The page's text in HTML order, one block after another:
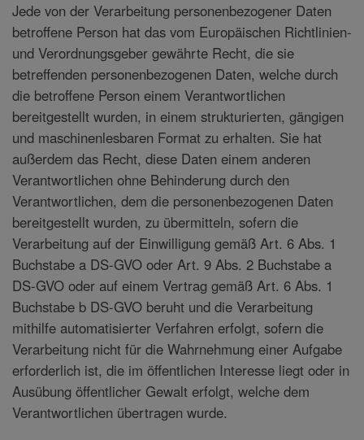
Jede von der Verarbeitung personenbezogener Daten
betroffene Person hat das vom Europäischen Richtlinien-
und Verordnungsgeber gewährte Recht, die sie
betreffenden personenbezogenen Daten, welche durch
die betroffene Person einem Verantwortlichen
bereitgestellt wurden, in einem strukturierten, gängigen
und maschinenlesbaren Format zu erhalten. Sie hat
außerdem das Recht, diese Daten einem anderen
Verantwortlichen ohne Behinderung durch den
Verantwortlichen, dem die personenbezogenen Daten
bereitgestellt wurden, zu übermitteln, sofern die
Verarbeitung auf der Einwilligung gemäß Art. 6 Abs. 1
Buchstabe a DS-GVO oder Art. 9 Abs. 2 Buchstabe a
DS-GVO oder auf einem Vertrag gemäß Art. 6 Abs. 1
Buchstabe b DS-GVO beruht und die Verarbeitung
mithilfe automatisierter Verfahren erfolgt, sofern die
Verarbeitung nicht für die Wahrnehmung einer Aufgabe
erforderlich ist, die im öffentlichen Interesse liegt oder in
Ausübung öffentlicher Gewalt erfolgt, welche dem
Verantwortlichen übertragen wurde.